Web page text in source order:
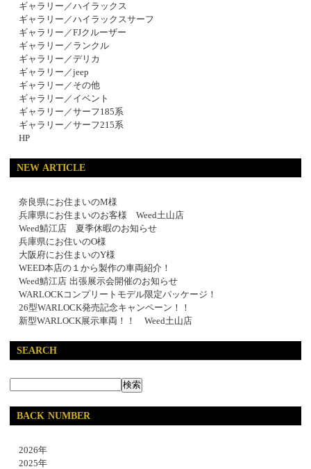
ギャラリー／ハイラックス
ギャラリー／ハイラックスサーフ
ギャラリー／FJクルーザー
ギャラリー／ランクル
ギャラリー／デリカ
ギャラリー／jeep
ギャラリー／その他
ギャラリー／イベント
ギャラリー／サーフ185系
ギャラリー／サーフ215系
HP
NEW ARTICLE
奈良県にお住まいのM様
兵庫県にお住まいのお客様 Weed土山店
Weed鯖江店 夏季休暇のお知らせ
兵庫県にお住いのO様
大阪府にお住まいのY様
WEED本店の１から製作の車両紹介！
Weed鯖江店 出張展示会開催のお知らせ
WARLOCKコンプリートモデル限定パッケージ！
26型WARLOCK発売記念キャンペーン！！
新型WARLOCK展示車両！！ Weed土山店
SEARCH
BACK NUMBER
2026年
2025年